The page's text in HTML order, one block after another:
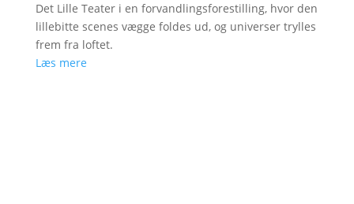
Det Lille Teater i en forvandlingsforestilling, hvor den
lillebitte scenes vægge foldes ud, og universer trylles
frem fra loftet.
Læs mere